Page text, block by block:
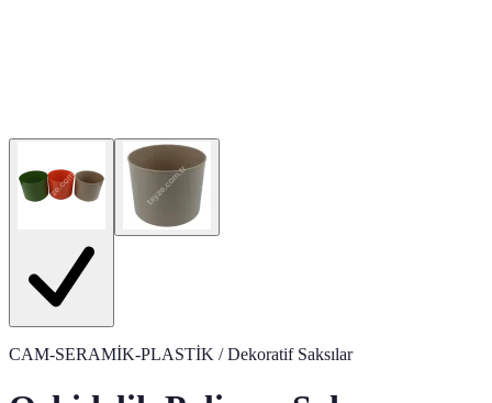
CAM-SERAMİK-PLASTİK / Dekoratif Saksılar